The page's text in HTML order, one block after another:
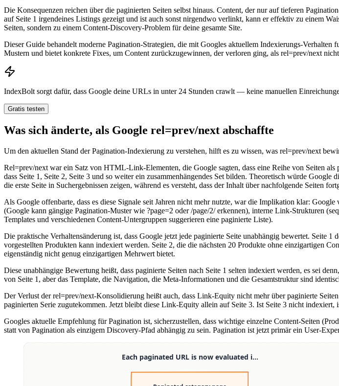
Die Konsequenzen reichen über die paginierten Seiten selbst hinaus. Content, der nur auf tieferen
auf Seite 1 irgendeines Listings gezeigt und ist auch sonst nirgendwo verlinkt, kann er effektiv zu einem
Seiten, sondern zu einem Content-Discovery-Problem für deine gesamte Site.
Dieser Guide behandelt moderne Pagination-Strategien, die mit Googles aktuellem Indexierungs-
Mustern und bietet konkrete Fixes, um Content zurückzugewinnen, der verloren ging, als rel=prev/next
IndexBolt sorgt dafür, dass Google deine URLs in unter 24 Stunden crawlt — keine manuellen
Gratis testen
Was sich änderte, als Google rel=prev/next abschaffte
Um den aktuellen Stand der Pagination-Indexierung zu verstehen, hilft es zu wissen, was rel=prev/next
Rel=prev/next war ein Satz von HTML-Link-Elementen, die Google sagten, dass eine Reihe von Seiten
dass Seite 1, Seite 2, Seite 3 und so weiter ein zusammenhängendes Set bilden. Theoretisch würde
die erste Seite in Suchergebnissen zeigen, während es versteht, dass der Inhalt über nachfolgende Seiten
Als Google offenbarte, dass es diese Signale seit Jahren nicht mehr nutzte, war die Implikation klar:
(Google kann gängige Pagination-Muster wie ?page=2 oder /page/2/ erkennen), interne Link-Strukturen
Templates und verschiedenen Content-Untergruppen suggerieren eine paginierte Liste).
Die praktische Verhaltensänderung ist, dass Google jetzt jede paginierte Seite unabhängig bewertet. Seite
vorgestellten Produkten kann indexiert werden. Seite 2, die die nächsten 20 Produkte ohne einzigartigen
eigenständig nicht genug einzigartigen Mehrwert bietet.
Diese unabhängige Bewertung heißt, dass paginierte Seiten nach Seite 1 selten indexiert werden, es sei
von Seite 1, aber das Template, die Navigation, die Meta-Informationen und die Gesamtstruktur sind
Der Verlust der rel=prev/next-Konsolidierung heißt auch, dass Link-Equity nicht mehr über paginierte
paginierten Serie zugutekommen. Jetzt bleibt diese Link-Equity allein auf Seite 3. Ist Seite 3 nicht
Googles aktuelle Empfehlung für Pagination ist, sicherzustellen, dass wichtige einzelne Content-Seiten
statt von Pagination als einzigem Discovery-Pfad abhängig zu sein. Pagination ist jetzt primär ein User-